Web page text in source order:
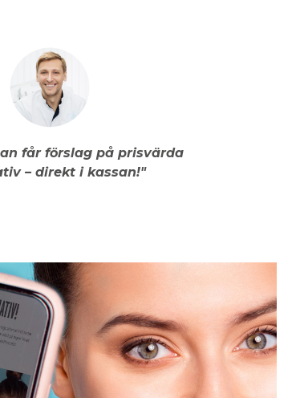
får förslag på prisvärda
– direkt i kassan!"